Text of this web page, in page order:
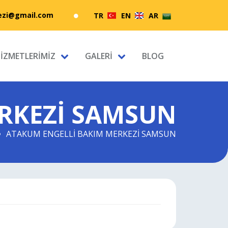
TR EN AR
GALERİ BLOG
SAMSUN
ATAKUM ENGELLİ BAKIM MERKEZİ SAMSUN